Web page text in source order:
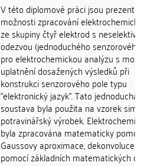
V této diplomové práci jsou
možnosti zpracování
ze skupiny čtyř elektrod s neselektivní
odezvou (jednoduchého senzorového
pro elektrochemickou analýzu s
uplatnění dosažených výsledků při
konstrukci senzorového pole typu
"elektronický jazyk". Tato jednoduchá
soustava byla použita na vzorek
potravinářský výrobek.
byla zpracována matematicky pomocí
Gaussovy aproximace, dekonvoluce
pomocí základních matematických